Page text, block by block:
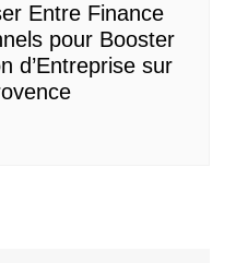
Entre Finance
pour Booster
d’Entreprise sur